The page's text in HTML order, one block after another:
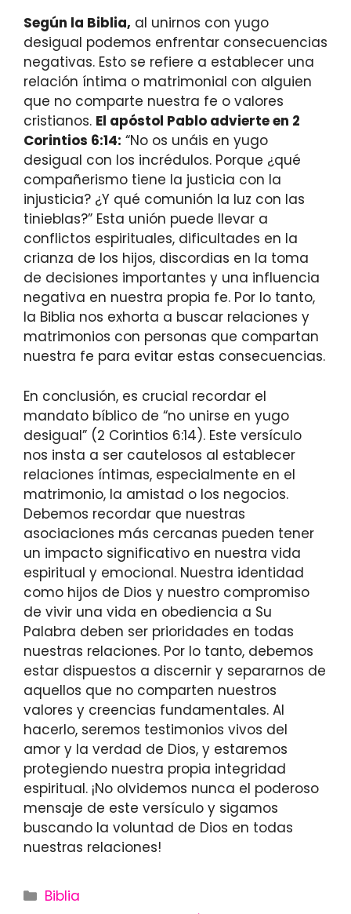
Según la Biblia, al unirnos con yugo
desigual podemos enfrentar consecuencias
negativas. Esto se refiere a establecer una
relación íntima o matrimonial con alguien
que no comparte nuestra fe o valores
cristianos. El apóstol Pablo advierte en 2
Corintios 6:14: “No os unáis en yugo
desigual con los incrédulos. Porque ¿qué
compañerismo tiene la justicia con la
injusticia? ¿Y qué comunión la luz con las
tinieblas?” Esta unión puede llevar a
conflictos espirituales, dificultades en la
crianza de los hijos, discordias en la toma
de decisiones importantes y una influencia
negativa en nuestra propia fe. Por lo tanto,
la Biblia nos exhorta a buscar relaciones y
matrimonios con personas que compartan
nuestra fe para evitar estas consecuencias.
En conclusión, es crucial recordar el
mandato bíblico de “no unirse en yugo
desigual” (2 Corintios 6:14). Este versículo
nos insta a ser cautelosos al establecer
relaciones íntimas, especialmente en el
matrimonio, la amistad o los negocios.
Debemos recordar que nuestras
asociaciones más cercanas pueden tener
un impacto significativo en nuestra vida
espiritual y emocional. Nuestra identidad
como hijos de Dios y nuestro compromiso
de vivir una vida en obediencia a Su
Palabra deben ser prioridades en todas
nuestras relaciones. Por lo tanto, debemos
estar dispuestos a discernir y separarnos de
aquellos que no comparten nuestros
valores y creencias fundamentales. Al
hacerlo, seremos testimonios vivos del
amor y la verdad de Dios, y estaremos
protegiendo nuestra propia integridad
espiritual. ¡No olvidemos nunca el poderoso
mensaje de este versículo y sigamos
buscando la voluntad de Dios en todas
nuestras relaciones!
Categories
Biblia